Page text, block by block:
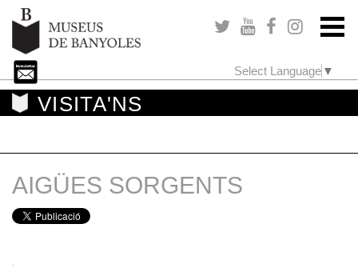
Select Language ▼
VISITA'NS
AIGÜES SORGENTS